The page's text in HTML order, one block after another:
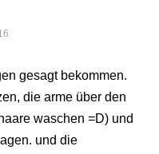
gesagt bekommen.
die arme über den
waschen =D) und
und die